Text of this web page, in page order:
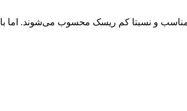
مناسب و نسبتا کم ریسک محسوب می‌شوند. اما